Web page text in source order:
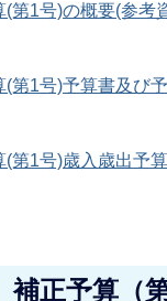
第1号)の概要(参考
第1号)予算書及び
第1号)歳入歳出予
正予算（第